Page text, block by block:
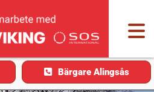
Bärgare Alingsås